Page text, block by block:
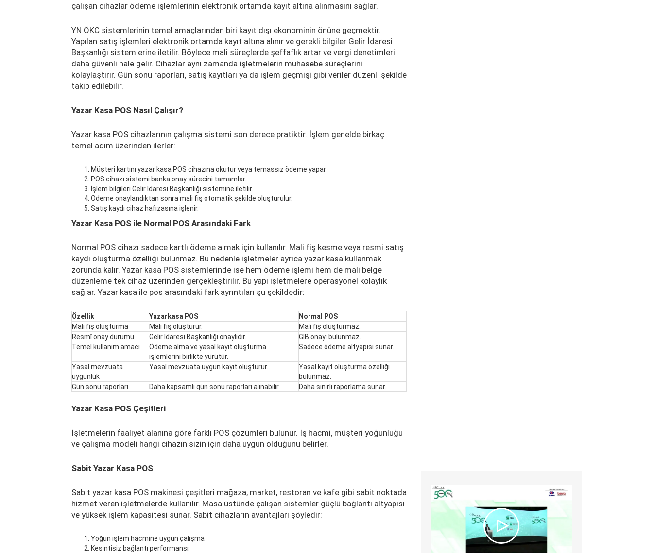
çalışan cihazlar ödeme işlemlerinin elektronik ortamda kayıt altına alınmasını sağlar.
YN ÖKC sistemlerinin temel amaçlarından biri kayıt dışı ekonominin önüne geçmektir.
Yapılan satış işlemleri elektronik ortamda kayıt altına alınır ve gerekli bilgiler Gelir İdaresi
Başkanlığı sistemlerine iletilir. Böylece mali süreçlerde şeffaflık artar ve vergi denetimleri
daha güvenli hale gelir. Cihazlar aynı zamanda işletmelerin muhasebe süreçlerini
kolaylaştırır. Gün sonu raporları, satış kayıtları ya da işlem geçmişi gibi veriler düzenli şekilde
takip edilebilir.
Yazar Kasa POS Nasıl Çalışır?
Yazar kasa POS cihazlarının çalışma sistemi son derece pratiktir. İşlem genelde birkaç
temel adım üzerinden ilerler:
Müşteri kartını yazar kasa POS cihazına okutur veya temassız ödeme yapar.
POS cihazı sistemi banka onay sürecini tamamlar.
İşlem bilgileri Gelir İdaresi Başkanlığı sistemine iletilir.
Ödeme onaylandıktan sonra mali fiş otomatik şekilde oluşturulur.
Satış kaydı cihaz hafızasına işlenir.
Yazar Kasa POS ile Normal POS Arasındaki Fark
Normal POS cihazı sadece kartlı ödeme almak için kullanılır. Mali fiş kesme veya resmi satış
kaydı oluşturma özelliği bulunmaz. Bu nedenle işletmeler ayrıca yazar kasa kullanmak
zorunda kalır. Yazar kasa POS sistemlerinde ise hem ödeme işlemi hem de mali belge
düzenleme tek cihaz üzerinden gerçekleştirilir. Bu yapı işletmelere operasyonel kolaylık
sağlar. Yazar kasa ile pos arasındaki fark ayrıntıları şu şekildedir:
Özellik Yazarkasa POS
Normal POS
Mali fiş oluşturma
Mali fiş oluşturur.
Mali fiş oluşturmaz.
Resmî onay durumu
Gelir İdaresi Başkanlığı onaylıdır.
GİB onayı bulunmaz.
Temel kullanım amacı
Ödeme alma ve yasal kayıt oluşturma
işlemlerini birlikte yürütür.
Sadece ödeme altyapısı sunar.
Yasal mevzuata
uygunluk
Yasal mevzuata uygun kayıt oluşturur.
Yasal kayıt oluşturma özelliği
bulunmaz.
Gün sonu raporları
Daha kapsamlı gün sonu raporları alınabilir. Daha sınırlı raporlama sunar.
Yazar Kasa POS Çeşitleri
İşletmelerin faaliyet alanına göre farklı POS çözümleri bulunur. İş hacmi, müşteri yoğunluğu
ve çalışma modeli hangi cihazın sizin için daha uygun olduğunu belirler.
Sabit Yazar Kasa POS
Sabit yazar kasa POS makinesi çeşitleri mağaza, market, restoran ve kafe gibi sabit noktada
hizmet veren işletmelerde kullanılır. Masa üstünde çalışan sistemler güçlü bağlantı altyapısı
ve yüksek işlem kapasitesi sunar. Sabit cihazların avantajları şöyledir:
Yoğun işlem hacmine uygun çalışma
Kesintisiz bağlantı performansı